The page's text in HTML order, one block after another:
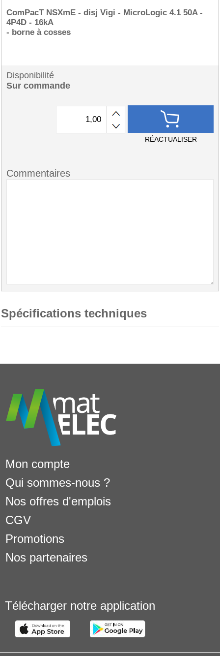
ComPacT NSXmE - disj Vigi - MicroLogic 4.1 50A -
4P4D - 16kA
- borne à cosses
Disponibilité
Sur commande
RÉACTUALISER
Commentaires
Spécifications techniques
Mon compte
Qui sommes-nous ?
Nos offres d'emplois
CGV
Promotions
Nos partenaires
Télécharger notre application